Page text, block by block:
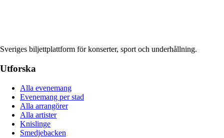
Sveriges biljettplattform för konserter, sport och underhållning.
Utforska
Alla evenemang
Evenemang per stad
Alla arrangörer
Alla artister
Knislinge
Smedjebacken